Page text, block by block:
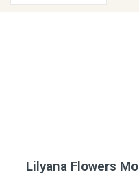
Lilyana Flowers